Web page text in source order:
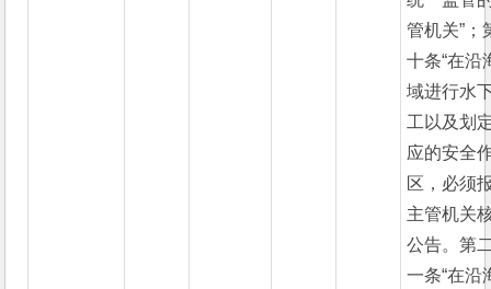
管机关”；
十条“在沿
域进行水
工以及划
应的安全
区，必须
主管机关
公告。第
一条“在沿